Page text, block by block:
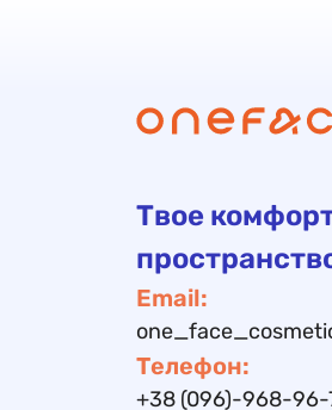
Твое
Email:
Телефон:
+38 (096)-968-96-